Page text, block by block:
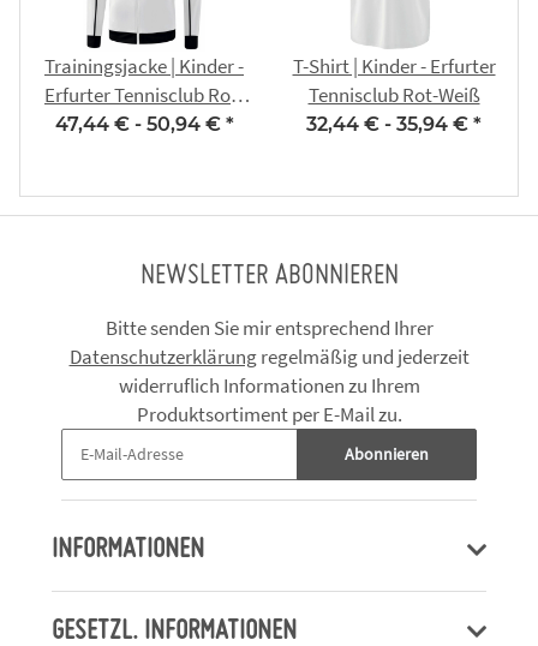
Trainingsjacke | Kinder -
Erfurter Tennisclub Rot-
Weiß
47,44 € - 50,94 € *
T-Shirt | Kinder - Erfurter
Tennisclub Rot-Weiß
32,44 € - 35,94 € *
NEWSLETTER ABONNIEREN
Bitte senden Sie mir entsprechend Ihrer
Datenschutzerklärungregelmäßig und jederzeit
widerruflich Informationen zu Ihrem
Produktsortiment per E-Mail zu.
Abonnieren
INFORMATIONEN
GESETZL. INFORMATIONEN